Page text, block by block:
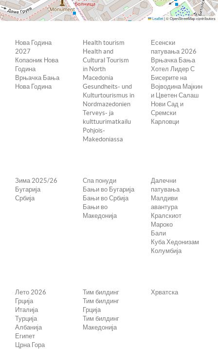
Leaflet|© OpenStreetMap contributors
Нова Година
2027
Копаоник Нова
Година
Врњачка Бања
Нова Година
Health tourism
Health and
Cultural Tourism
in North
Macedonia
Gesundheits- und
Kulturtourismus in
Nordmazedonien
Terveys- ja
kulttuurimatkailu
Pohjois-
Makedoniassa
Есенски
патувања 2026
Врњачка Бања
Хотел Лидер С
Бисерите на
Војводина Мајкин
и Цветен Салаш
Нови Сад и
Сремски
Карловци
Зима 2025/26
Бугарија
Србија
Спа понуди
Бањи во Бугарија
Бањи во Србија
Бањи во
Македонија
Далечни
патувања
Малдиви
авантура
Кралскиот
Мароко
Бали
Куба Хедонизам
Колумбија
Лето 2026
Грција
Италија
Турција
Албанија
Египет
Црна Гора
Тим билдинг
Тим билдинг
Грција
Тим билдинг
Македонија
Хрватска